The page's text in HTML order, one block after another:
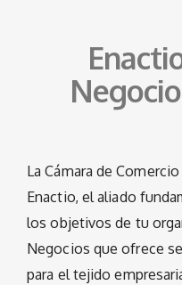
La Cámara de
Enactio, el aliado
los objetivos de tu
Negocios que ofrece
para el tejido